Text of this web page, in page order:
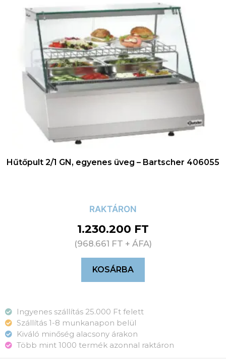
Hűtőpult 2/1 GN, egyenes üveg – Bartscher 406055
RAKTÁRON
1.230.200 FT
(968.661 FT + ÁFA)
KOSÁRBA
Ingyenes szállítás 25.000 Ft felett
Szállítás 1-8 munkanapon belül
Kiváló minőség alacsony árakon
Több mint 1000 termék azonnal raktáron